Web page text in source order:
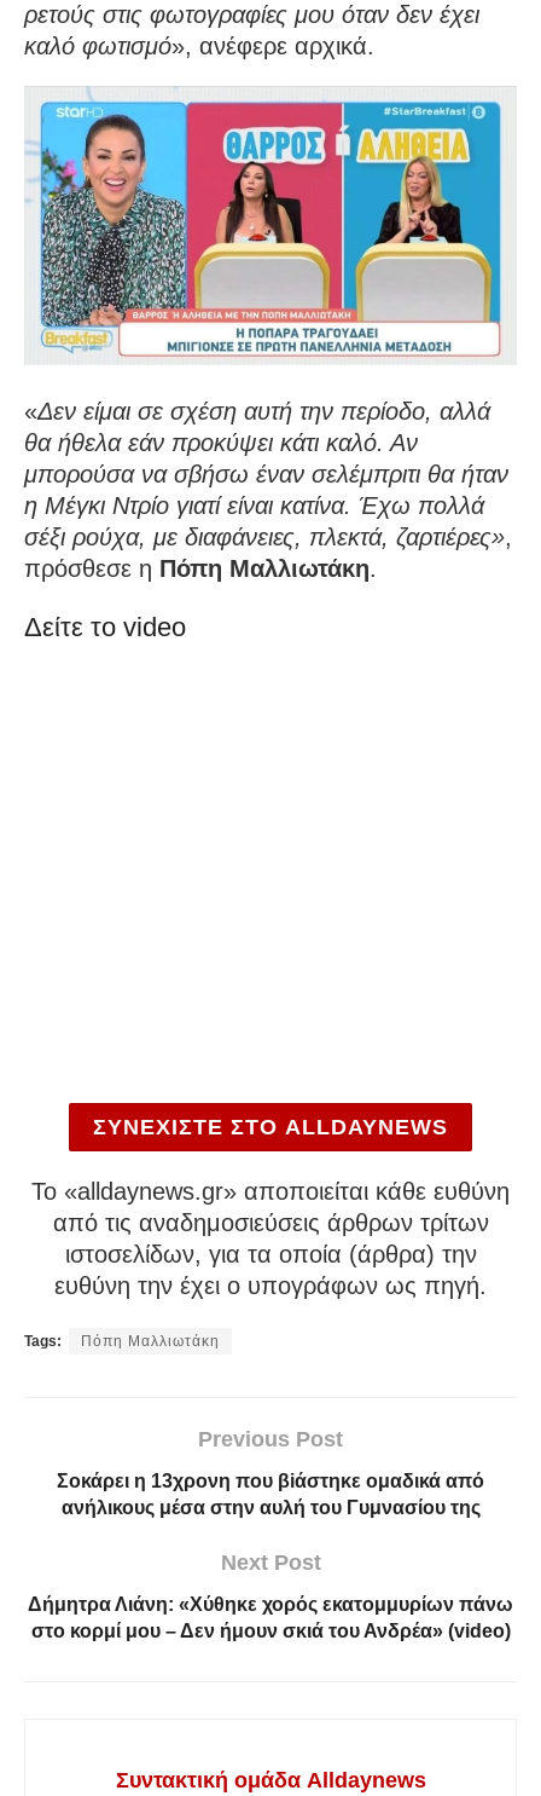
ρετούς στις φωτογραφίες μου όταν δεν έχει
καλό φωτισμό», ανέφερε αρχικά.
«Δεν είμαι σε σχέση αυτή την περίοδο, αλλά
θα ήθελα εάν προκύψει κάτι καλό. Αν
μπορούσα να σβήσω έναν σελέμπριτι θα ήταν
η Μέγκι Ντρίο γιατί είναι κατίνα. Έχω πολλά
σέξι ρούχα, με διαφάνειες, πλεκτά, ζαρτιέρες»,
πρόσθεσε η Πόπη Μαλλιωτάκη.
Δείτε το video
ΣΥΝΕΧΙΣΤΕ ΣΤΟ ALLDAYNEWS
To «alldaynews.gr» αποποιείται κάθε ευθύνη
από τις αναδημοσιεύσεις άρθρων τρίτων
ιστοσελίδων, για τα οποία (άρθρα) την
ευθύνη την έχει ο υπογράφων ως πηγή.
Tags: Πόπη Μαλλιωτάκη
Previous Post
Σοκάρει η 13χρονη που βiάστηκε ομαδικά από
ανήλικους μέσα στην αυλή του Γυμνασίου της
Next Post
Δήμητρα Λιάνη: «Χύθηκε χορός εκατομμυρίων πάνω
στο κορμί μου – Δεν ήμουν σκιά του Ανδρέα» (video)
Συντακτική ομάδα Alldaynews